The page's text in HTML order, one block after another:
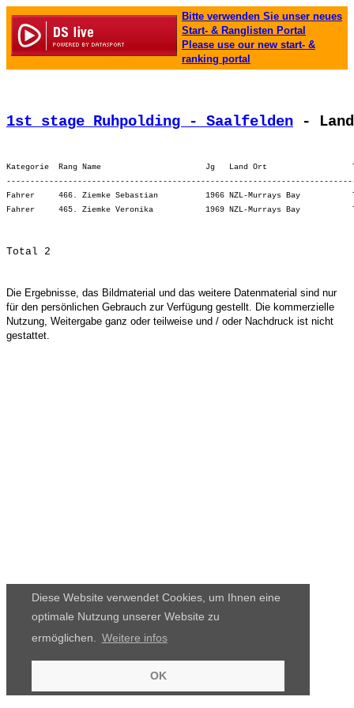
Diese Website verwendet Cookies, um Ihnen eine
optimale Nutzung unserer Website zu
ermöglichen.
Weitere infos
OK
Bitte verwenden Sie unser neues
Start- & Ranglisten Portal
Please use our new start- &
ranking portal
1st stage Ruhpolding - Saalfelden -
Kategorie  Rang Name                      Jg   Land Ort
Fahrer     466. Ziemke Sebastian          1966 NZL-Murrays Bay
Die Ergebnisse, das Bildmaterial und das weitere Datenmaterial sind nur
für den persönlichen Gebrauch zur Verfügung gestellt. Die kommerzielle
Nutzung, Weitergabe ganz oder teilweise und / oder Nachdruck ist nicht
gestattet.